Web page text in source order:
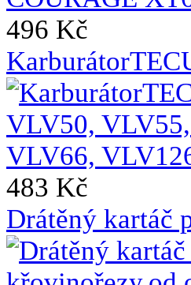
496 Kč
483 Kč
Drátěný kartáč